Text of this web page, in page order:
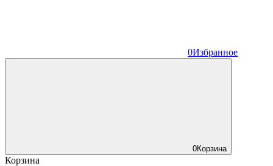
0Избранное
0Корзина
Корзина